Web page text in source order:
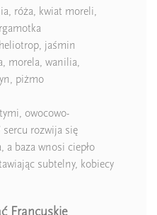
róża, kwiat moreli,
jaśmin
morela, wanilia,
piżmo
owocowo-
rozwija się
a baza wnosi ciepło
subtelny, kobiecy
Francuskie